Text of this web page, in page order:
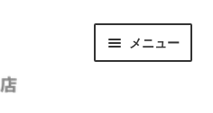
メニュー